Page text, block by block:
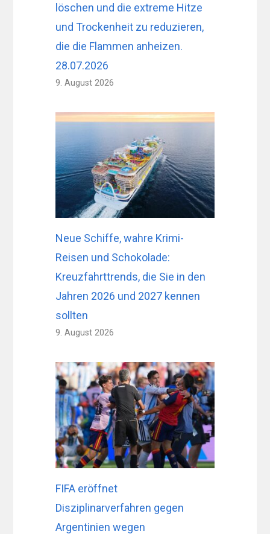
löschen und die extreme Hitze
und Trockenheit zu reduzieren,
die die Flammen anheizen.
28.07.2026
9. August 2026
Neue Schiffe, wahre Krimi-
Reisen und Schokolade:
Kreuzfahrttrends, die Sie in den
Jahren 2026 und 2027 kennen
sollten
9. August 2026
FIFA eröffnet
Disziplinarverfahren gegen
Argentinien wegen